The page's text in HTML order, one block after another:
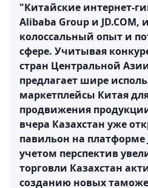
"Китайские интернет-
Alibaba Group и JD.COM,
колоссальный опыт и
сфере. Учитывая
стран Центральной
предлагает шире
маркетплейсы Китая
продвижения
вчера Казахстан уже
павильон на платформе
учетом перспектив
торговли Казахстан
созданию новых